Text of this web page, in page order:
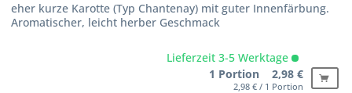
eher kurze Karotte (Typ Chantenay) mit guter Innenfärbung.
Aromatischer, leicht herber Geschmack
Lieferzeit 3-5 Werktage
1 Portion 2,98 €
2,98 € / 1 Portion